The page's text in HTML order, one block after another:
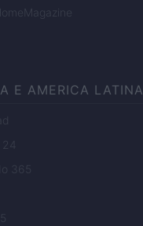
E AMERICA LATINA
24
365